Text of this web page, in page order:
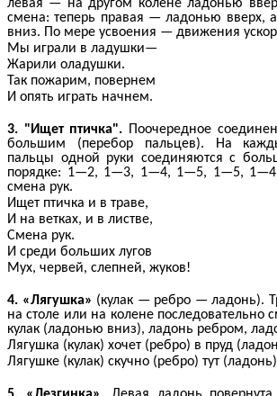
левая — на другом колене ладонью
смена: теперь правая — ладонью вверх,
вниз. По мере усвоения — движения
Мы играли в ладушки—
Жарили оладушки.
Так пожарим, повернем
И опять играть начнем.
3. "Ищет птичка". Поочередное
большим (перебор пальцев). На
пальцы одной руки соединяются с
порядке: 1—2, 1—3, 1—4, 1—5, 1—5,
смена рук.
Ищет птичка и в траве,
И на ветках, и в листве,
Смена рук.
И среди больших лугов
Мух, червей, слепней, жуков!
4. «Лягушка» (кулак — ребро — ладонь).
на столе или на колене последовательно
кулак (ладонью вниз), ладонь ребром,
Лягушка (кулак) хочет (ребро) в пруд
Лягушке (кулак) скучно (ребро) тут